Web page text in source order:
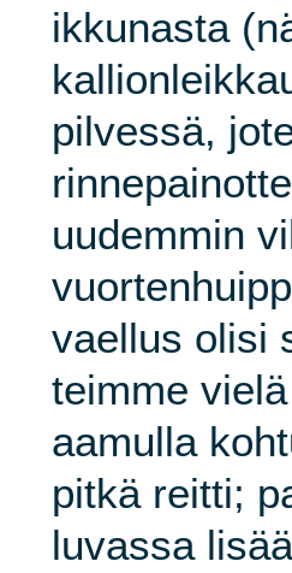
ikkunasta
pilvessä,
uudemmin
vaellus olisi
teimme
aamulla
pitkä reitti;
luvassa